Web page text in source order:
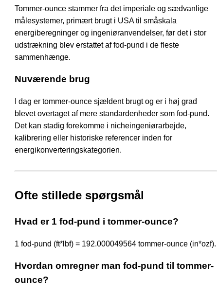
Tommer-ounce stammer fra det imperiale og sædvanlige
målesystemer, primært brugt i USA til småskala
energiberegninger og ingeniøranvendelser, før det i stor
udstrækning blev erstattet af fod-pund i de fleste
sammenhænge.
Nuværende brug
I dag er tommer-ounce sjældent brugt og er i høj grad
blevet overtaget af mere standardenheder som fod-pund.
Det kan stadig forekomme i nicheingeniørarbejde,
kalibrering eller historiske referencer inden for
energikonverteringskategorien.
Ofte stillede spørgsmål
Hvad er 1 fod-pund i tommer-ounce?
1 fod-pund (ft*lbf) = 192.000049564 tommer-ounce (in*ozf).
Hvordan omregner man fod-pund til tommer-
ounce?